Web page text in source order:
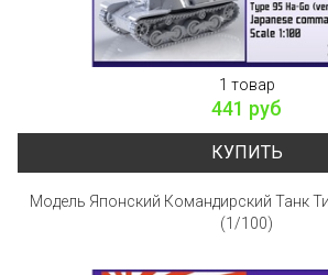
1 товар
441 руб
КУПИТЬ
Модель Японский Командирский Танк
(1/100)